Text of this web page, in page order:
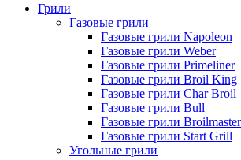
Грили
Газовые грили
Газовые грили Napoleon
Газовые грили Weber
Газовые грили Primeliner
Газовые грили Broil King
Газовые грили Char Broil
Газовые грили Bull
Газовые грили Broilmaster
Газовые грили Start Grill
Угольные грили